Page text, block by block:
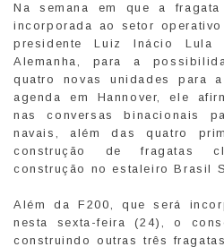
Na semana em que a fragata
incorporada ao setor
presidente Luiz Inácio
Alemanha, para a
quatro novas unidades para
agenda em Hannover, ele
nas conversas binacionais
navais, além das quatro
construção de fragatas
construção no estaleiro Brasil
Além da F200, que será
nesta sexta-feira (24), o
construindo outras três